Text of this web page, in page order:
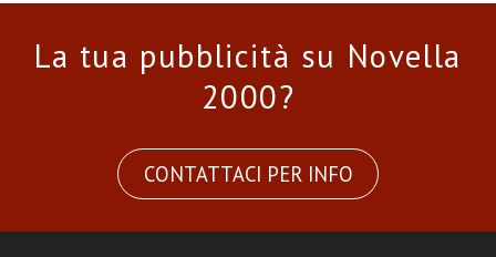
La tua pubblicità su Novella
2000?
CONTATTACI PER INFO